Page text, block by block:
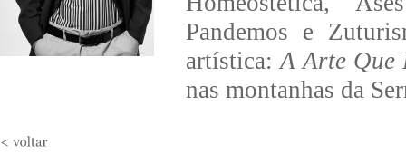
Pandemos e
artística: A Arte Que
nas montanhas da